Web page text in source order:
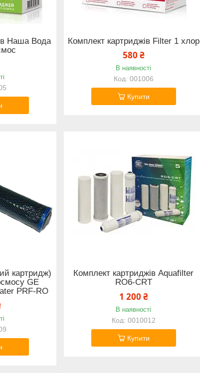
Наша Вода
Комплект картриджів Filter 1 хлор
580 ₴
В наявності
001006
Купити
картридж)
GE
PRF-RO
Комплект картриджів Aquafilter
RO6-CRT
1 200 ₴
В наявності
0010012
Купити